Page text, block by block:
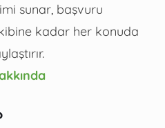
sunar, başvuru
kadar her konuda